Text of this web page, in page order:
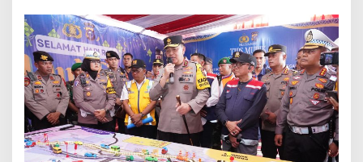
o
l
B
a
l
i
k
k
e
P